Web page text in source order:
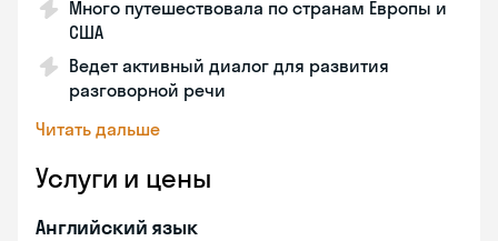
Много путешествовала по странам Европы и
США
Ведет активный диалог для развития
разговорной речи
Читать дальше
Услуги и цены
Английский язык